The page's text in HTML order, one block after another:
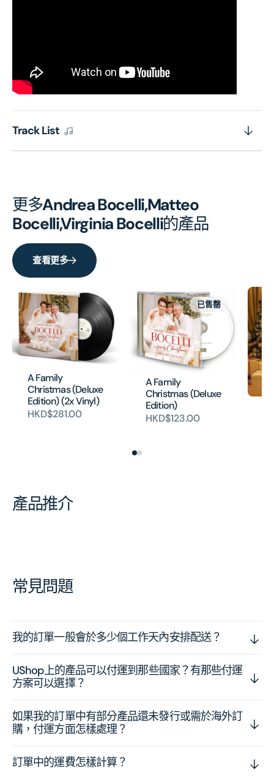
Track List
更多Andrea Bocelli,Matteo
Bocelli,Virginia Bocelli的產品
查看更多
A Family
Christmas (Deluxe
Edition) (2x Vinyl)
HKD$281.00
A Family
Christmas (Deluxe
Edition)
HKD$123.00
已售罄
產品推介
常見問題
我的訂單一般會於多少個工作天內安排配送？
UShop上的產品可以付運到那些國家？有那些付運
方案可以選擇？
如果我的訂單中有部分產品還未發行或需於海外訂
購，付運方面怎樣處理？
訂單中的運費怎樣計算？